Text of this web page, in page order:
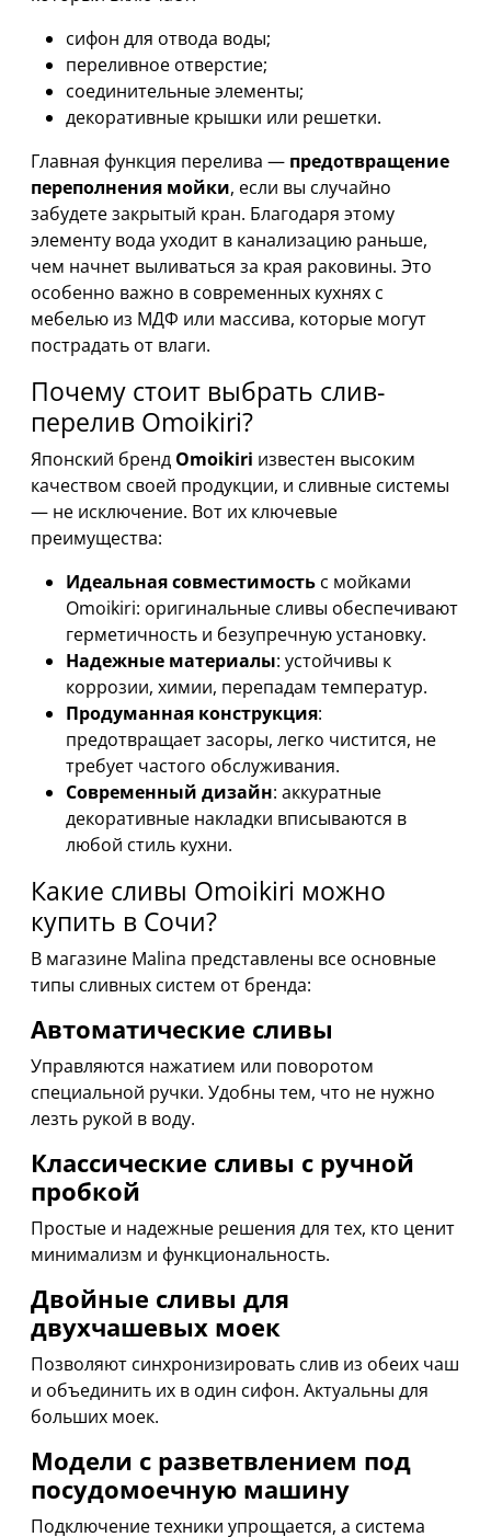
сифон для отвода воды;
переливное отверстие;
соединительные элементы;
декоративные крышки или решетки.
Главная функция перелива — предотвращение
переполнения мойки, если вы случайно
забудете закрытый кран. Благодаря этому
элементу вода уходит в канализацию раньше,
чем начнет выливаться за края раковины. Это
особенно важно в современных кухнях с
мебелью из МДФ или массива, которые могут
пострадать от влаги.
Почему стоит выбрать слив-
перелив Omoikiri?
Японский бренд Omoikiri известен высоким
качеством своей продукции, и сливные системы
— не исключение. Вот их ключевые
преимущества:
Идеальная совместимость с мойками
Omoikiri: оригинальные сливы обеспечивают
герметичность и безупречную установку.
Надежные материалы: устойчивы к
коррозии, химии, перепадам температур.
Продуманная конструкция:
предотвращает засоры, легко чистится, не
требует частого обслуживания.
Современный дизайн: аккуратные
декоративные накладки вписываются в
любой стиль кухни.
Какие сливы Omoikiri можно
купить в Сочи?
В магазине Malina представлены все основные
типы сливных систем от бренда:
Автоматические сливы
Управляются нажатием или поворотом
специальной ручки. Удобны тем, что не нужно
лезть рукой в воду.
Классические сливы с ручной
пробкой
Простые и надежные решения для тех, кто ценит
минимализм и функциональность.
Двойные сливы для
двухчашевых моек
Позволяют синхронизировать слив из обеих чаш
и объединить их в один сифон. Актуальны для
больших моек.
Модели с разветвлением под
посудомоечную машину
Подключение техники упрощается, а система